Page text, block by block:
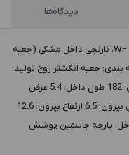
دیدگاه‌ها
توضيحات :جعبه انگشتر زوج چوبی سایز 2 مدل WF، نارنجی داخل مشکی (جعبه
جعبه انگشتر زوج توليد:
ایرانی تجدیدناپذیر کد خانواده: WF سايز: 2 وزن: 182 طول داخل: 5.4 عرض
داخل: 5.4 ارتفاع داخل: 3.2 طول بيرون: 6.5 عرض بيرون: 6.5 ارتفاع بيرون: 12.6
پارچه جاسمین پوشش